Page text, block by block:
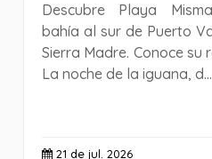
Descubre Playa
bahía al sur de Puerto
Sierra Madre. Conoce su
La noche de la iguana, d...
21 de jul. 2026